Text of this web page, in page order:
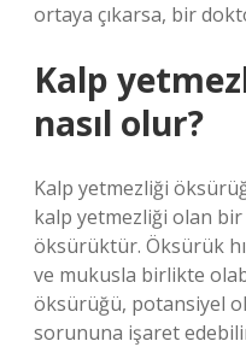
ortaya çıkarsa, bir
Kalp
nasıl olur?
Kalp yetmezliği
kalp yetmezliği olan
öksürüktür. Öksürük
ve mukusla birlikte
öksürüğü, potansiyel
sorununa işaret